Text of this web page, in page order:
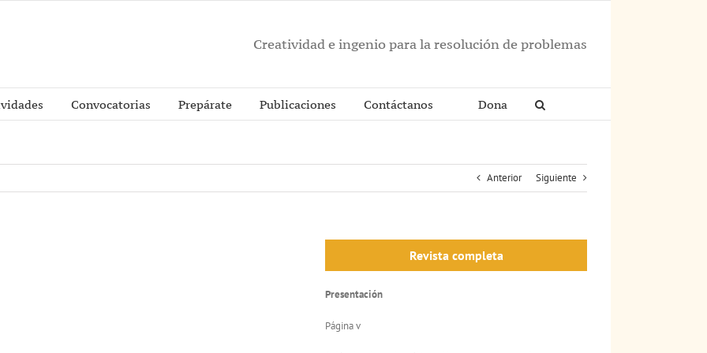
Creatividad e ingenio para la resolución de problemas
Convocatorias Prepárate Publicaciones Contáctanos Dona
Anterior Siguiente
Revista completa
Presentación
Página v